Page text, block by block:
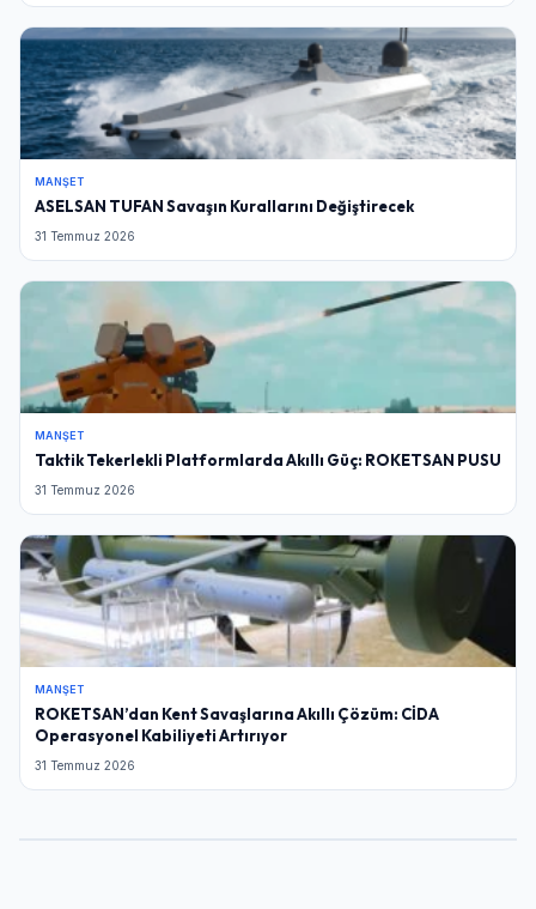
MANŞET
ASELSAN TUFAN Savaşın Kurallarını Değiştirecek
31 Temmuz 2026
MANŞET
Taktik Tekerlekli Platformlarda Akıllı Güç: ROKETSAN PUSU
31 Temmuz 2026
MANŞET
ROKETSAN’dan Kent Savaşlarına Akıllı Çözüm: CİDA
Operasyonel Kabiliyeti Artırıyor
31 Temmuz 2026